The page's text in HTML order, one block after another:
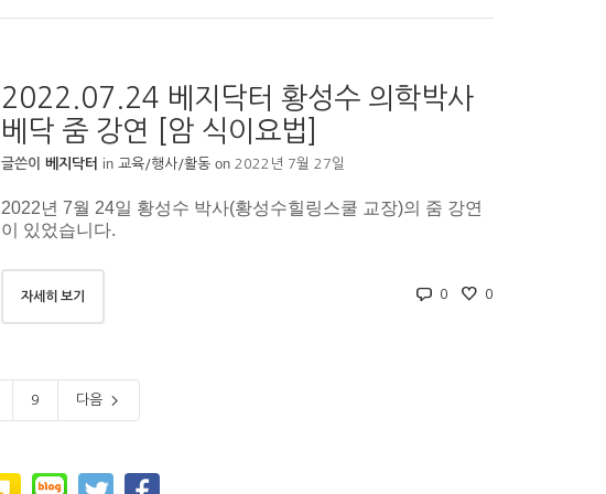
2022.07.24 베지닥터 황성수 의학박사
베닥 줌 강연 [암 식이요법]
글쓴이 베지닥터 in 교육/행사/활동on 2022년 7월 27일
2022년 7월 24일 황성수 박사(황성수힐링스쿨 교장)의 줌 강연
이 있었습니다.
자세히 보기 0 0
9 다음